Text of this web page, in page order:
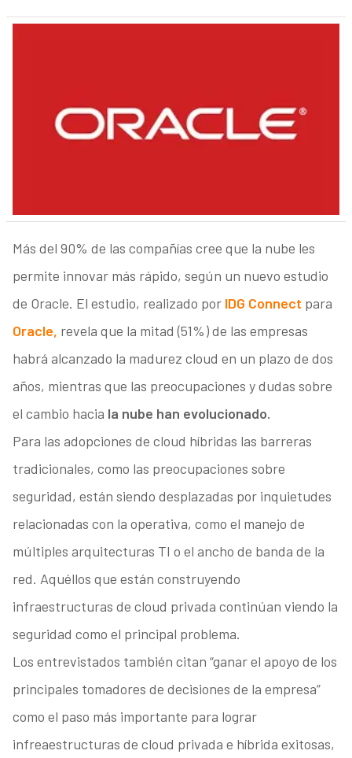
Más del 90% de las compañías cree que la nube les
permite innovar más rápido, según un nuevo estudio
de Oracle. El estudio, realizado porIDG Connect para
Oracle, revela que la mitad (51%) de las empresas
habrá alcanzado la madurez cloud en un plazo de dos
años, mientras que las preocupaciones y dudas sobre
el cambio hacia la nube han evolucionado.
Para las adopciones de cloud híbridas las barreras
tradicionales, como las preocupaciones sobre
seguridad, están siendo desplazadas por inquietudes
relacionadas con la operativa, como el manejo de
múltiples arquitecturas TI o el ancho de banda de la
red. Aquéllos que están construyendo
infraestructuras de cloud privada continúan viendo la
seguridad como el principal problema.
Los entrevistados también citan “ganar el apoyo de los
principales tomadores de decisiones de la empresa”
como el paso más importante para lograr
infreaestructuras de cloud privada e híbrida exitosas,